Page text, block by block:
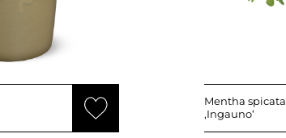
Mentha spicata
‚Ingauno‘